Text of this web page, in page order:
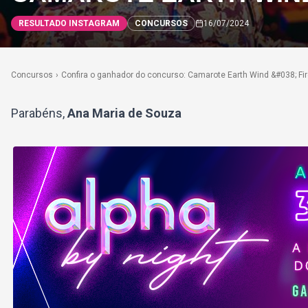
RESULTADO INSTAGRAM CONCURSOS 16/07/2024
Concursos › Confira o ganhador do concurso: Camarote Earth Wind &#038;
Parabéns,Ana Maria de Souza